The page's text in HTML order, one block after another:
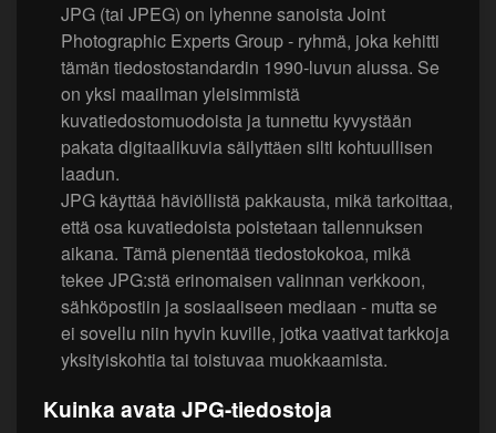
JPG (tai JPEG) on lyhenne sanoista Joint
Photographic Experts Group - ryhmä, joka kehitti
tämän tiedostostandardin 1990-luvun alussa. Se
on yksi maailman yleisimmistä
kuvatiedostomuodoista ja tunnettu kyvystään
pakata digitaalikuvia säilyttäen silti kohtuullisen
laadun.
JPG käyttää häviöllistä pakkausta, mikä tarkoittaa,
että osa kuvatiedoista poistetaan tallennuksen
aikana. Tämä pienentää tiedostokokoa, mikä
tekee JPG:stä erinomaisen valinnan verkkoon,
sähköpostiin ja sosiaaliseen mediaan - mutta se
ei sovellu niin hyvin kuville, jotka vaativat tarkkoja
yksityiskohtia tai toistuvaa muokkaamista.
Kuinka avata JPG-tiedostoja